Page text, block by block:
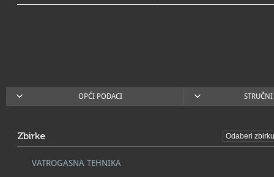
OPĆI PODACI
Zbirke
VATROGASNA TEHNIKA